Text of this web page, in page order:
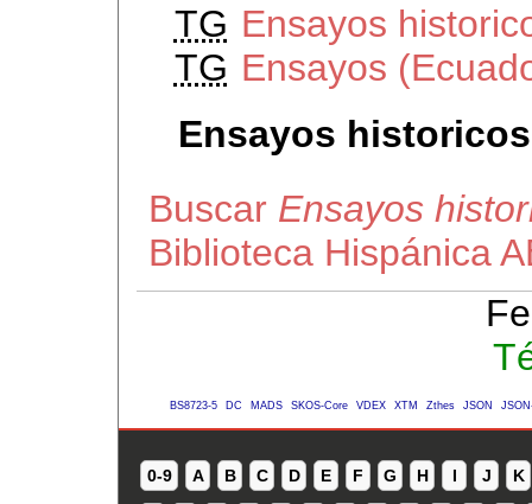
TG Ensayos
TG Ensayos
Ensayos
Buscar Ensayos
Biblioteca Hispánica
BS8723-5 DC MADS SKOS-Core VDEX XTM Zthes JSON
0-9 A B C D E F G H I J K